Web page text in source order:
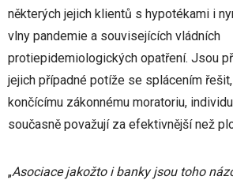
některých jejich klientů s hypotékami i
vlny pandemie a souvisejících vládních
protiepidemiologických opatření. Jsou
jejich případné potíže se splácením
končícímu zákonnému moratoriu,
současně považují za efektivnější než
„Asociace jakožto i banky jsou toho